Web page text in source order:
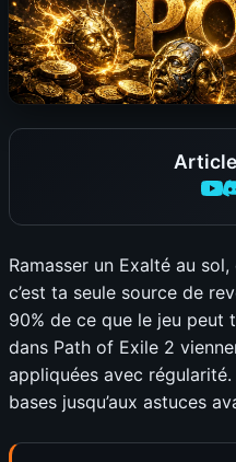
Ramasser un Exalté au
c’est ta seule source de
90% de ce que le jeu peut
dans Path of Exile 2
appliquées avec
bases jusqu’aux astuces